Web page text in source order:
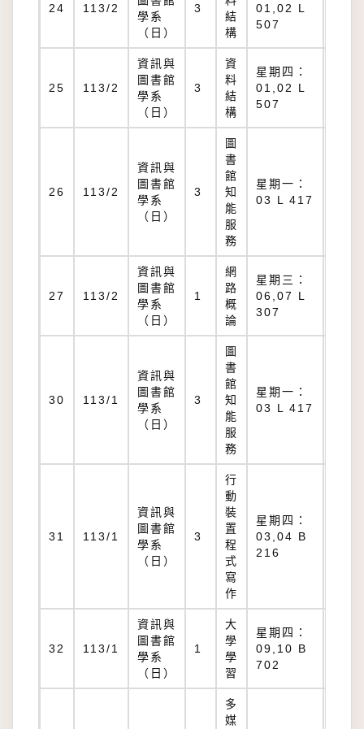
24 113/2
學系
（日）
3
結
構
01,02 L
507
25 113/2
資訊與
圖書館
學系
（日）
3
資
料
結
構
星期四：
01,02 L
507
26 113/2
資訊與
圖書館
學系
（日）
3
圖
書
館
知
能
服
務
星期一：
03 L 417
27 113/2
資訊與
圖書館
學系
（日）
1
網
路
概
論
星期三：
06,07 L
307
30 113/1
資訊與
圖書館
學系
（日）
3
圖
書
館
知
能
服
務
星期一：
03 L 417
31 113/1
資訊與
圖書館
學系
（日）
3
行
動
裝
置
程
式
寫
作
星期四：
03,04 B
216
32 113/1
資訊與
圖書館
學系
（日）
1
大
學
學
習
星期四：
09,10 B
702
多
媒